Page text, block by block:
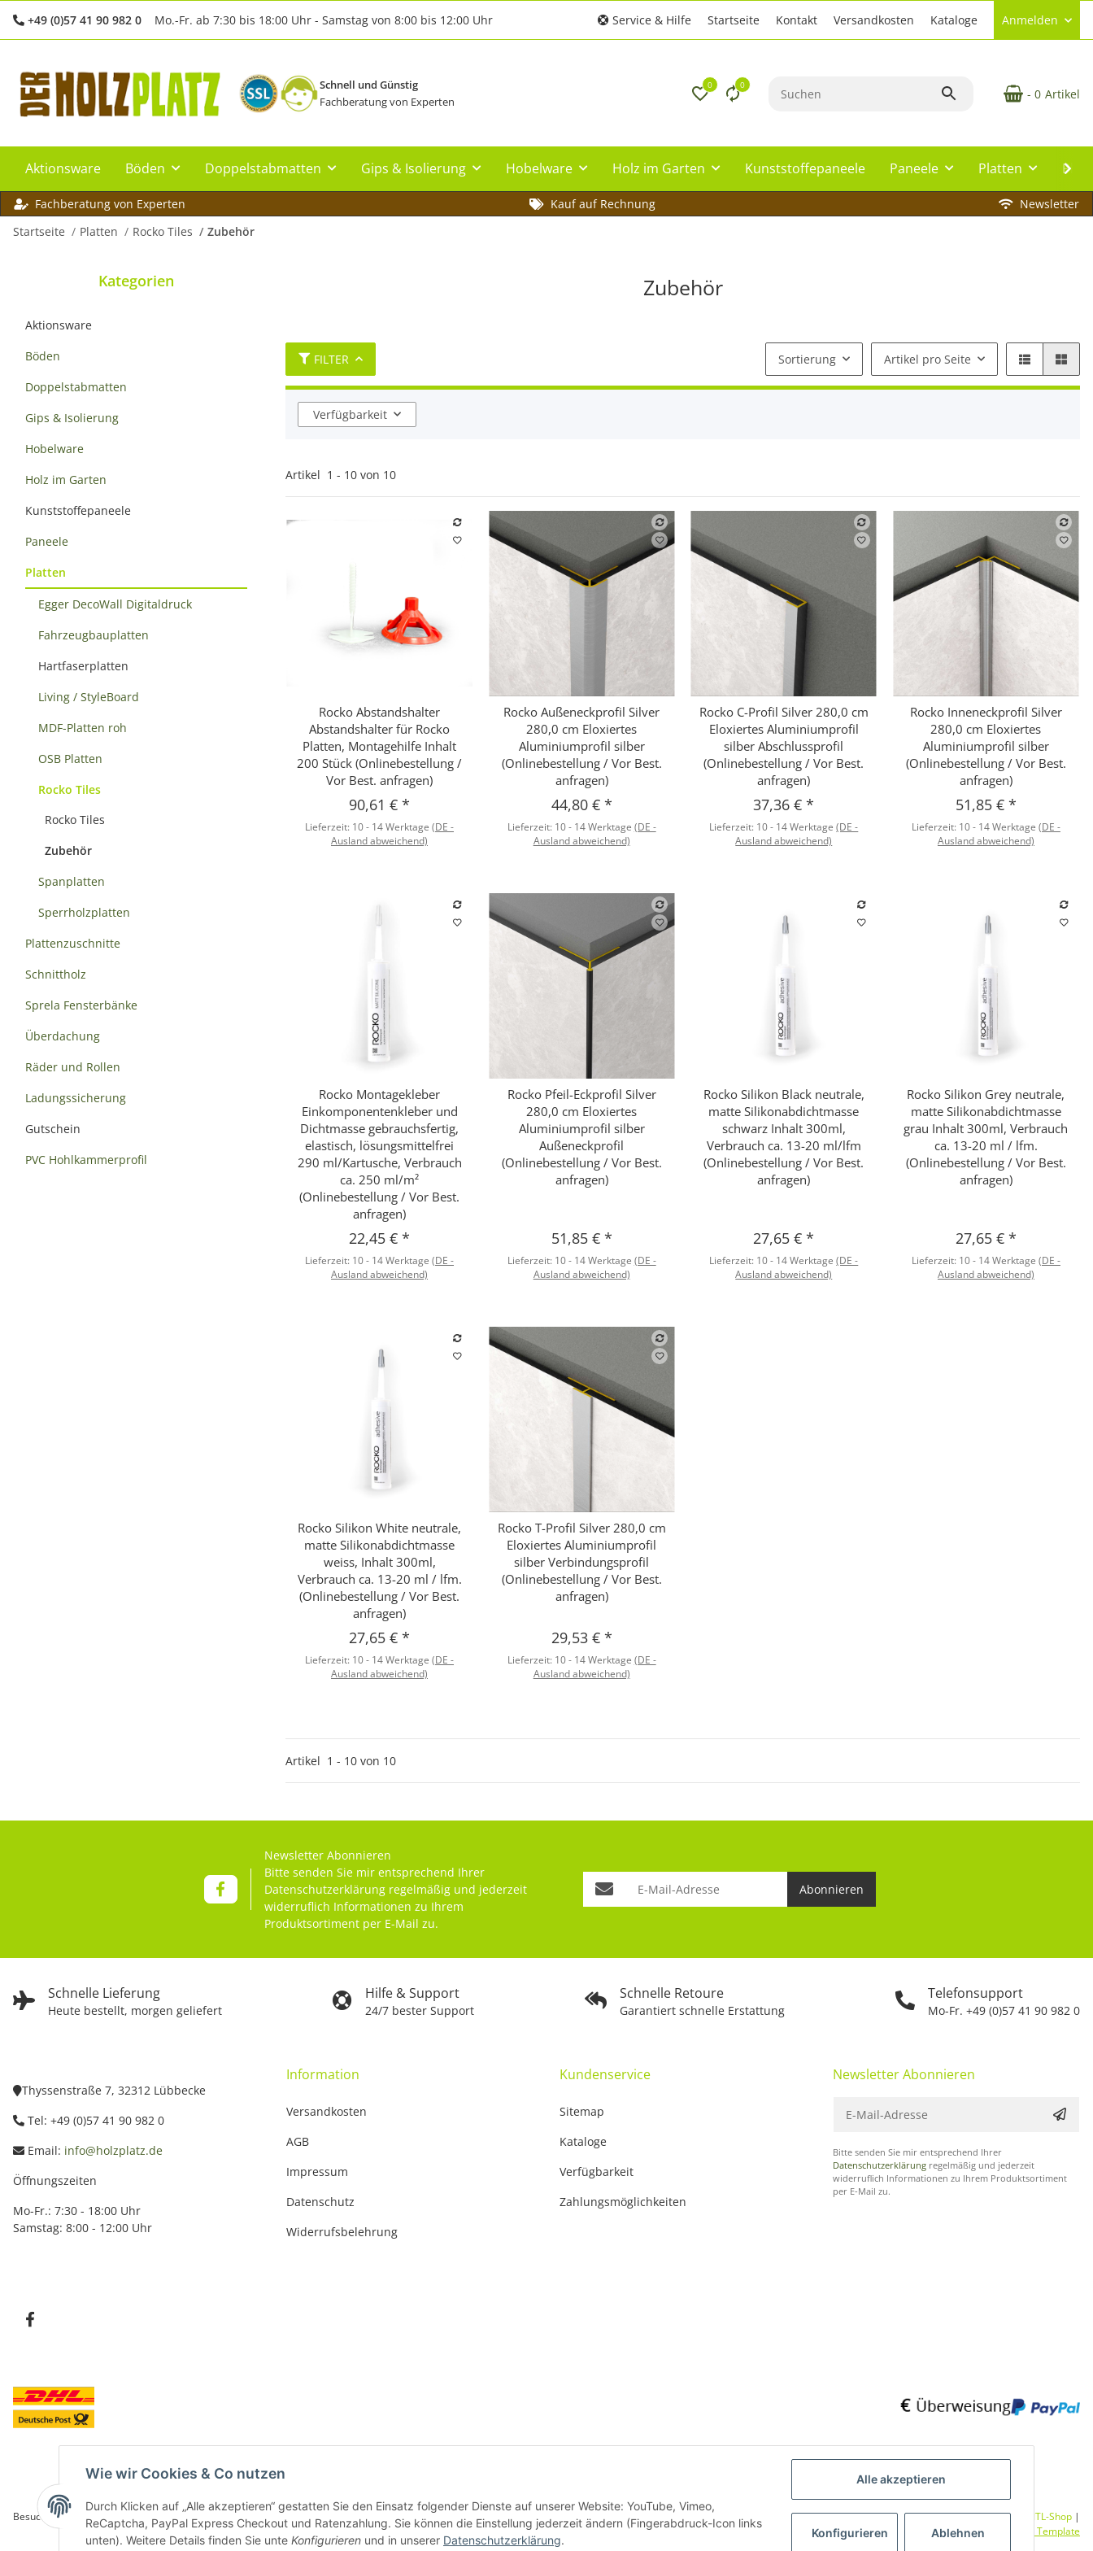
+49 (0)57 41 90 982 0 Mo.-Fr. ab 7:30 bis 18:00 Uhr - Samstag von 8:00 bis 12:00 Uhr Service & Hilfe Startseite Kontakt Versandkosten Kataloge Anmelden
Schnell und Günstig
Fachberatung von Experten
0 0
- 0 Artikel
Aktionsware Böden Doppelstabmatten Gips & Isolierung Hobelware Holz im Garten Kunststoffepaneele Paneele Platten
Fachberatung von Experten Kauf auf Rechnung
Newsletter
Startseite
Platten Rocko Tiles Zubehör
Zubehör
FILTER Sortierung Artikel pro Seite
Verfügbarkeit
Artikel 1 - 10 von 10
Schnellkauf
Rocko Abstandshalter
Abstandshalter für Rocko
Platten, Montagehilfe Inhalt
200 Stück (Onlinebestellung /
Vor Best. anfragen)
90,61 €*
Lieferzeit: 10 - 14 Werktage(DE -
Ausland abweichend)
Schnellkauf
Rocko Außeneckprofil Silver
280,0 cm Eloxiertes
Aluminiumprofil silber
(Onlinebestellung / Vor Best.
anfragen)
44,80 € *
Lieferzeit: 10 - 14 Werktage (DE -
Ausland abweichend)
Schnellkauf
Rocko C-Profil Silver 280,0 cm
Eloxiertes Aluminiumprofil
silber Abschlussprofil
(Onlinebestellung / Vor Best.
anfragen)
37,36 €*
Lieferzeit: 10 - 14 Werktage(DE -
Ausland abweichend)
Schnellkauf
Rocko Inneneckprofil Silver
280,0 cm Eloxiertes
Aluminiumprofil silber
(Onlinebestellung / Vor Best.
anfragen)
51,85 € *
Lieferzeit: 10 - 14 Werktage (DE -
Ausland abweichend)
Schnellkauf
Rocko Montagekleber
Einkomponentenkleber und
Dichtmasse gebrauchsfertig,
elastisch, lösungsmittelfrei
290 ml/Kartusche, Verbrauch
ca. 250 ml/m²
(Onlinebestellung / Vor Best.
anfragen)
22,45 €*
Lieferzeit: 10 - 14 Werktage(DE -
Ausland abweichend)
Schnellkauf
Rocko Pfeil-Eckprofil Silver
280,0 cm Eloxiertes
Aluminiumprofil silber
Außeneckprofil
(Onlinebestellung / Vor Best.
anfragen)
51,85 € *
Lieferzeit: 10 - 14 Werktage (DE -
Ausland abweichend)
Schnellkauf
Rocko Silikon Black neutrale,
matte Silikonabdichtmasse
schwarz Inhalt 300ml,
Verbrauch ca. 13-20 ml/lfm
(Onlinebestellung / Vor Best.
anfragen)
27,65 €*
Lieferzeit: 10 - 14 Werktage(DE -
Ausland abweichend)
Schnellkauf
Rocko Silikon Grey neutrale,
matte Silikonabdichtmasse
grau Inhalt 300ml, Verbrauch
ca. 13-20 ml / lfm.
(Onlinebestellung / Vor Best.
anfragen)
27,65 € *
Lieferzeit: 10 - 14 Werktage (DE -
Ausland abweichend)
Schnellkauf
Rocko Silikon White neutrale,
matte Silikonabdichtmasse
weiss, Inhalt 300ml,
Verbrauch ca. 13-20 ml / lfm.
(Onlinebestellung / Vor Best.
anfragen)
27,65 €*
Lieferzeit: 10 - 14 Werktage(DE -
Ausland abweichend)
Schnellkauf
Rocko T-Profil Silver 280,0 cm
Eloxiertes Aluminiumprofil
silber Verbindungsprofil
(Onlinebestellung / Vor Best.
anfragen)
29,53 € *
Lieferzeit: 10 - 14 Werktage (DE -
Ausland abweichend)
Artikel 1 - 10 von 10
Kategorien
Aktionsware
Böden
Doppelstabmatten
Gips & Isolierung
Hobelware
Holz im Garten
Kunststoffepaneele
Paneele
Platten
Egger DecoWall Digitaldruck
Fahrzeugbauplatten
Hartfaserplatten
Living / StyleBoard
MDF-Platten roh
OSB Platten
Rocko Tiles
Rocko Tiles
Zubehör
Spanplatten
Sperrholzplatten
Plattenzuschnitte
Schnittholz
Sprela Fensterbänke
Überdachung
Räder und Rollen
Ladungssicherung
Gutschein
PVC Hohlkammerprofil
Schnelle Lieferung
Heute bestellt, morgen geliefert
Hilfe & Support
24/7 bester Support
Schnelle Retoure
Garantiert schnelle Erstattung
Telefonsupport
Mo-Fr. +49 (0)57 41 90 982 0
Newsletter Abonnieren
Bitte senden Sie mir entsprechend Ihrer
Datenschutzerklärung regelmäßig und jederzeit
widerruflich Informationen zu Ihrem
Produktsortiment per E-Mail zu.
Abonnieren
Thyssenstraße 7, 32312 Lübbecke
Tel: +49 (0)57 41 90 982 0
Email: info@holzplatz.de
Öffnungszeiten
Mo-Fr.: 7:30 - 18:00 Uhr
Samstag: 8:00 - 12:00 Uhr
Information
Versandkosten
AGB
Impressum
Datenschutz
Widerrufsbelehrung
Kundenservice
Sitemap
Kataloge
Verfügbarkeit
Zahlungsmöglichkeiten
Newsletter Abonnieren
Bitte senden Sie mir entsprechend Ihrer
Datenschutzerklärung regelmäßig und jederzeit
widerruflich Informationen zu Ihrem Produktsortiment
per E-Mail zu.
Besucherzähler: 5839490 Alle Preise inkl. MwSt. UmsetzungVlarom E-Commerce Agentur| Powered by JTL-Shop |
CLEARIX JTL-Shop Template
Wie wir Cookies & Co nutzen
Durch Klicken auf „Alle akzeptieren“ gestatten Sie den Einsatz folgender Dienste auf unserer Website: YouTube, Vimeo,
ReCaptcha, PayPal Express Checkout und Ratenzahlung. Sie können die Einstellung jederzeit ändern (Fingerabdruck-Icon links
unten). Weitere Details finden Sie unte Konfigurieren und in unserer Datenschutzerklärung.
Alle akzeptieren
Konfigurieren Ablehnen